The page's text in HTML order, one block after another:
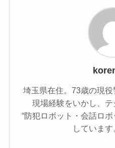
埼玉県在住。73歳の現役
現場経験をいかし、
“防犯ロボット・会話ロ
していま